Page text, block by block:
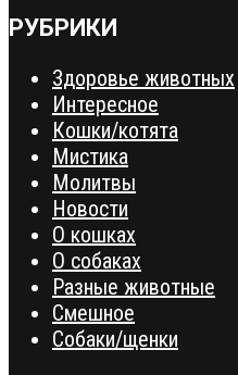
РУБРИКИ
Здоровье животных
Интересное
Кошки/котята
Мистика
Молитвы
Новости
О кошках
О собаках
Разные животные
Смешное
Собаки/щенки